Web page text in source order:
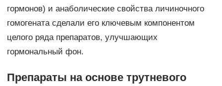
гормонов) и анаболические свойства личиночного
гомогената сделали его ключевым компонентом
целого ряда препаратов, улучшающих
гормональный фон.
Препараты на основе трутневого